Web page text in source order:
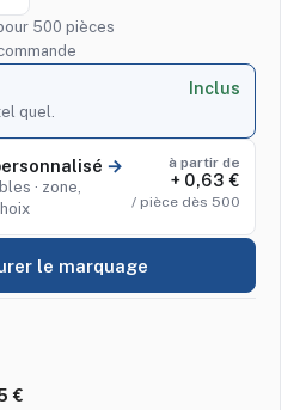
500 pièces
quel.
Inclus
· zone,
à partir de
+ 0,63 €
/ pièce dès 500
le marquage
€